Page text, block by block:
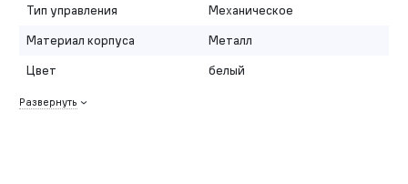
Тип управления
Механическое
Материал корпуса
Металл
Цвет
белый
Развернуть